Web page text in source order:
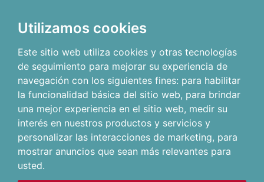
Utilizamos cookies
Este sitio web utiliza cookies y otras tecnologías
de seguimiento para mejorar su experiencia de
navegación con los siguientes fines: para habilitar
la funcionalidad básica del sitio web, para brindar
una mejor experiencia en el sitio web, medir su
interés en nuestros productos y servicios y
personalizar las interacciones de marketing, para
mostrar anuncios que sean más relevantes para
usted.